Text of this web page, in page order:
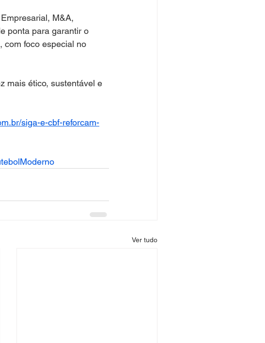
M&A,
ponta para garantir o
com foco especial no
mais ético, sustentável e
siga-e-cbf-reforcam-
Ver tudo